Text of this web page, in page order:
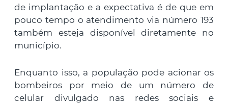
de implantação e a expectativa é de que em
pouco tempo o atendimento via número 193
também esteja disponível diretamente no
município.
Enquanto isso, a população pode acionar os
bombeiros por meio de um número de
celular divulgado nas redes sociais e